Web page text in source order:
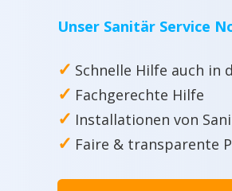
Unser Sanitär Service
✓ Schnelle Hilfe auch in
✓ Fachgerechte Hilfe
✓ Installationen von
✓ Faire & transparente